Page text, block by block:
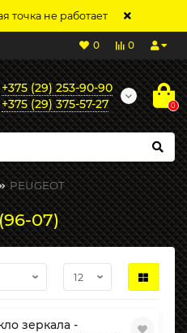
точка не работает
0
0
+375 (29) 253-90-90
+375 (29) 375-57-27
0
PEUGEOT
07)
зеркала -